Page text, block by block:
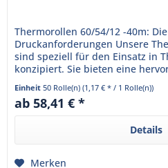
Thermorollen 60/54/12 -40m:
Druckanforderungen Unsere
sind speziell für den Einsatz in
konzipiert. Sie bieten eine
Einheit50 Rolle(n)(1,17 € * / 1 Rolle(n))
ab 58,41 € *
Details
Merken